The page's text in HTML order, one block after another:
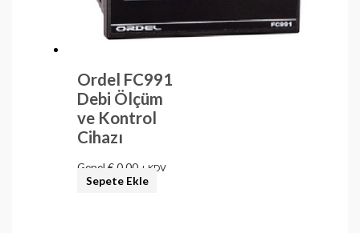
Ordel FC991
Debi Ölçüm
ve Kontrol
Cihazı
Genel€0,00 + KDV
Sepete Ekle